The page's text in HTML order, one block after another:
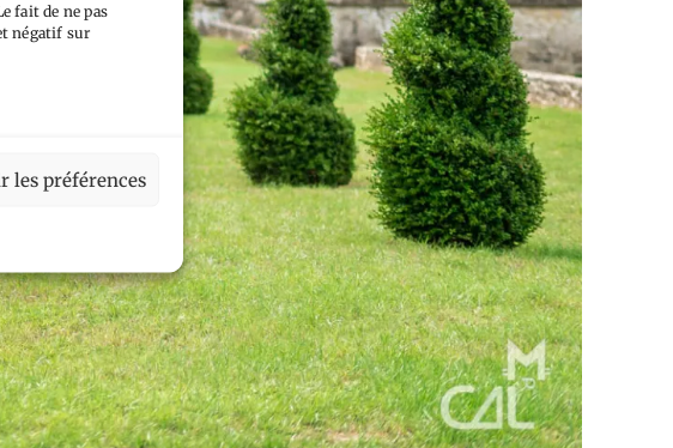
fait de ne pas
négatif sur
les préférences